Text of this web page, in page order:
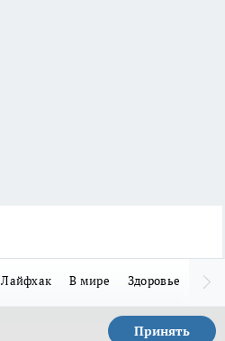
Лайфхак В мире Здоровье
Принять